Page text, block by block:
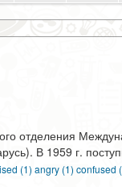
отделения
В 1959 г.
(1) angry (1) confused